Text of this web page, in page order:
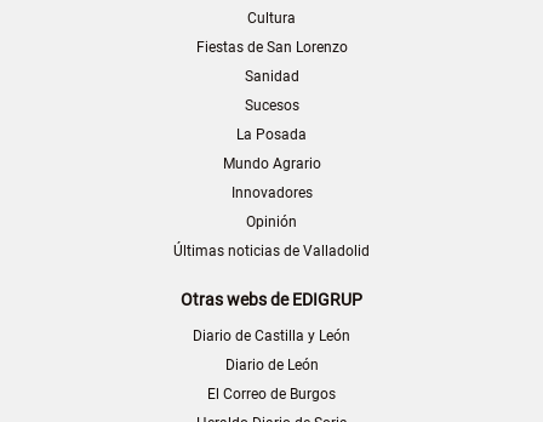
Cultura
Fiestas de San Lorenzo
Sanidad
Sucesos
La Posada
Mundo Agrario
Innovadores
Opinión
Últimas noticias de Valladolid
Otras webs de EDIGRUP
Diario de Castilla y León
Diario de León
El Correo de Burgos